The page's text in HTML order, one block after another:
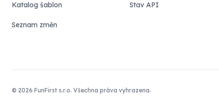
Katalog šablon
Seznam změn
Stav API
© 2026 FunFirst s.r.o. Všechna práva vyhrazena.